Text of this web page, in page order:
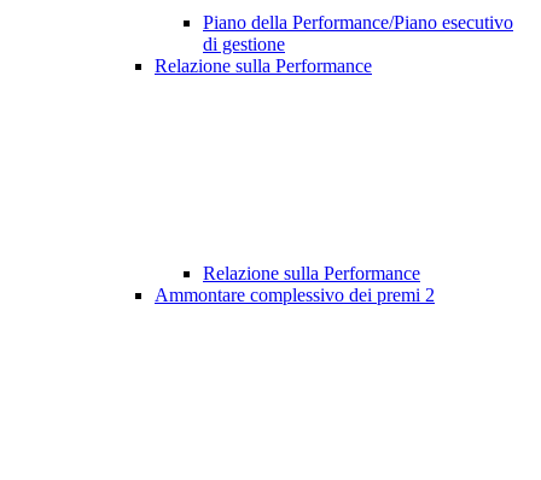
Piano della Performance/Piano esecutivo
di gestione
Relazione sulla Performance
Relazione sulla Performance
Ammontare complessivo dei premi 2